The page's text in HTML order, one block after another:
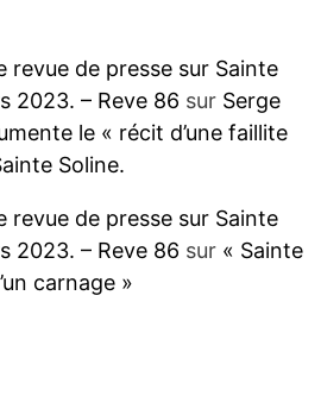
revue de presse sur Sainte
2023. – Reve 86 sur Serge
le « récit d’une faillite
Soline.
revue de presse sur Sainte
2023. – Reve 86 sur « Sainte
carnage »